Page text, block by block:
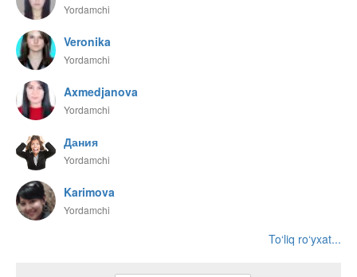
Yordamchi
Veronika
Yordamchi
Axmedjanova
Yordamchi
Дания
Yordamchi
Karimova
Yordamchi
To‘liq ro‘yxat...